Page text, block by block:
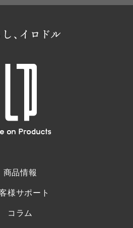
商品情報
様サポート
コラム